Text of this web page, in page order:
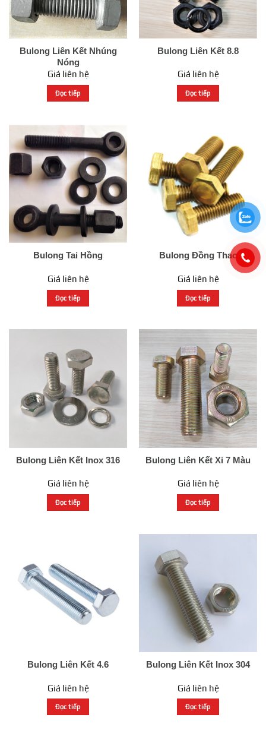
Bulong Liên Kết Nhúng
Nóng
Giá liên hệ
Đọc tiếp
Bulong Liên Kết 8.8
Giá liên hệ
Đọc tiếp
Bulong Tai Hồng
Giá liên hệ
Đọc tiếp
Bulong Đồng Thao
Giá liên hệ
Đọc tiếp
Bulong Liên Kết Inox 316
Giá liên hệ
Đọc tiếp
Bulong Liên Kết Xi 7 Màu
Giá liên hệ
Đọc tiếp
Bulong Liên Kết 4.6
Giá liên hệ
Đọc tiếp
Bulong Liên Kết Inox 304
Giá liên hệ
Đọc tiếp